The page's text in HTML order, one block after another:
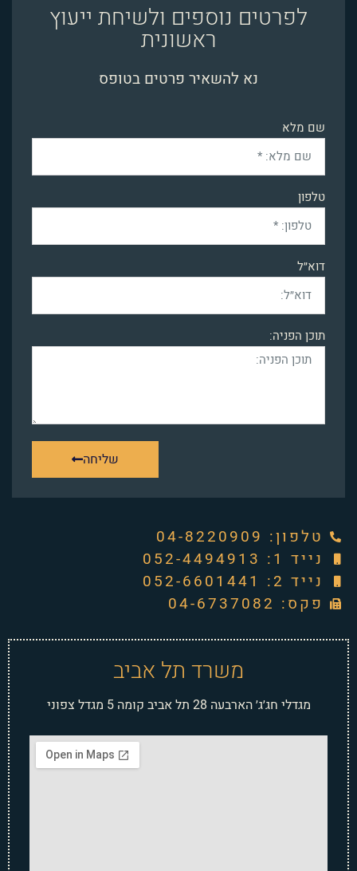
לפרטים נוספים ולשיחת ייעוץ
ראשונית
נא להשאיר פרטים בטופס
שם מלא
טלפון
דוא״ל
תוכן הפניה:
שליחה
טלפון: ‭04-8220909‬
נייד 1: 052-4494913
נייד 2: 052-6601441
פקס: 04-6737082
משרד תל אביב
מגדלי חג׳ג׳ הארבעה 28 תל אביב קומה 5 מגדל צפוני